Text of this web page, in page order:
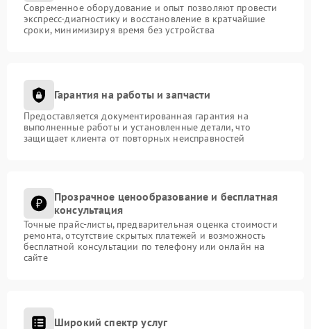
Современное оборудование и опыт позволяют провести
экспресс-диагностику и восстановление в кратчайшие
сроки, минимизируя время без устройства
Гарантия на работы и запчасти
Предоставляется документированная гарантия на
выполненные работы и установленные детали, что
защищает клиента от повторных неисправностей
Прозрачное ценообразование и бесплатная
консультация
Точные прайс-листы, предварительная оценка стоимости
ремонта, отсутствие скрытых платежей и возможность
бесплатной консультации по телефону или онлайн на
сайте
Широкий спектр услуг